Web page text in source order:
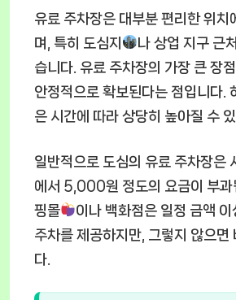
유료 주차장은 대부분 편리한 위치
며, 특히 도심지
나 상업 지구 근
습니다. 유료 주차장의 가장 큰 장
안정적으로 확보된다는 점입니다.
은 시간에 따라 상당히 높아질 수
일반적으로 도심의 유료 주차장은
에서 5,000원 정도의 요금이 부과
핑몰
이나 백화점은 일정 금액 이
주차를 제공하지만, 그렇지 않으면
다.